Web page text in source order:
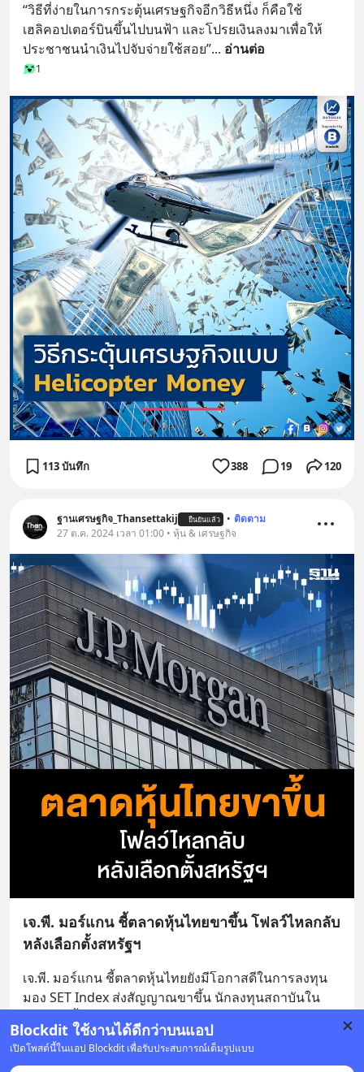
Blockdit ใช้งานได้ดีกว่าบนแอป
เปิดโพสต์นี้ในแอป Blockdit เพื่อรับประสบการณ์เต็มรูปแบบ
“วิธีที่ง่ายในการกระตุ้นเศรษฐกิจอีกวิธีหนึ่ง ก็คือใช้
เฮลิคอปเตอร์บินขึ้นไปบนฟ้า และโปรยเงินลงมาเพื่อให้
ประชาชนนำเงินไปจับจ่ายใช้สอย”... อ่านต่อ
1
113 บันทึก 388 19 120
ฐานเศรษฐกิจ_Thansettakij ยืนยันแล้ว • ติดตาม
27 ต.ค. 2024 เวลา 01:00 • หุ้น & เศรษฐกิจ
เจ.พี. มอร์แกน ชี้ตลาดหุ้นไทยขาขึ้น โฟลว์ไหลกลับ
หลังเลือกตั้งสหรัฐฯ
เจ.พี. มอร์แกน ชี้ตลาดหุ้นไทยยังมีโอกาสดีในการลงทุน
มอง SET Index ส่งสัญญาณขาขึ้น นักลงทุนสถาบันใน
อ่านต่อ
บันทึก 13 2